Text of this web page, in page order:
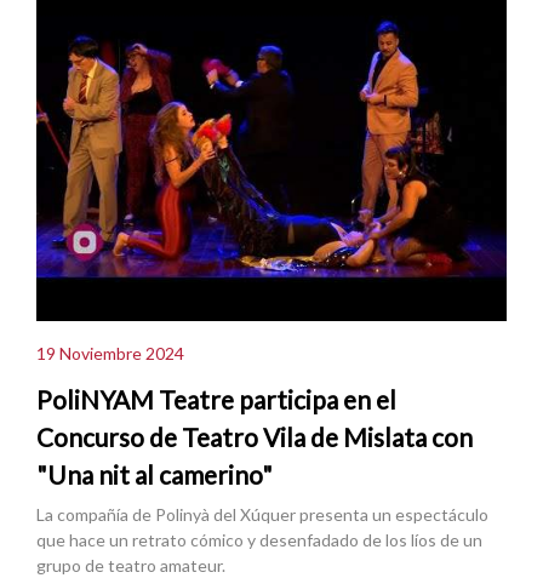
19 Noviembre 2024
PoliNYAM Teatre participa en el
Concurso de Teatro Vila de Mislata con
"Una nit al camerino"
La compañía de Polinyà del Xúquer presenta un espectáculo
que hace un retrato cómico y desenfadado de los líos de un
grupo de teatro amateur.